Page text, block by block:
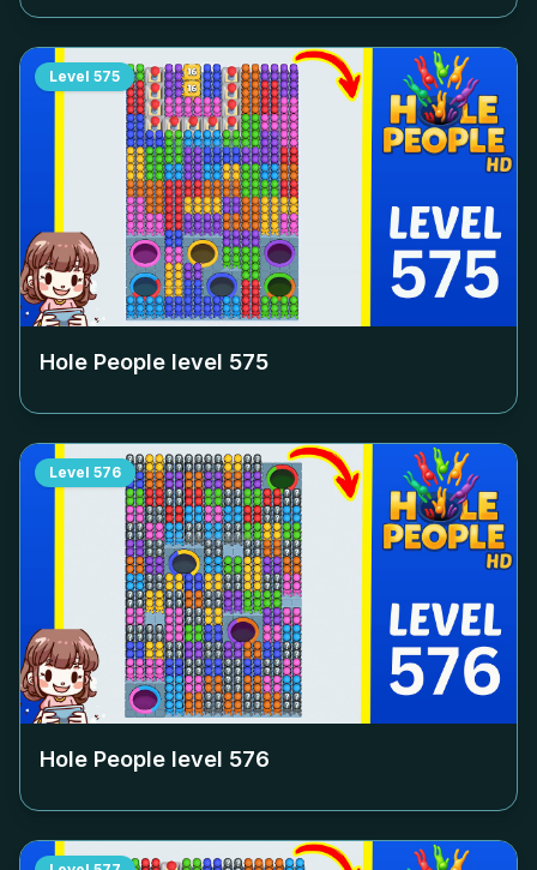
Level 575
Hole People level 575
Level 576
Hole People level 576